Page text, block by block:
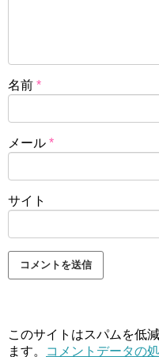
名前 *
メール *
サイト
このサイトはスパムを低
ます。
コメントデータの